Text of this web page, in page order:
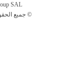
SAL
جميع الحقوق محفوظة لمجموعة العرب اليوم الاعلامية 2025 ©